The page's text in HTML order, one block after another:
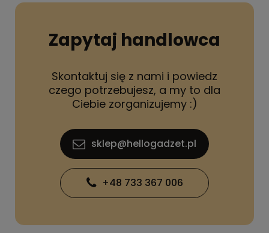
Zapytaj handlowca
Skontaktuj się z nami i powiedz
czego potrzebujesz, a my to dla
Ciebie zorganizujemy :)
sklep@hellogadzet.pl
+48 733 367 006